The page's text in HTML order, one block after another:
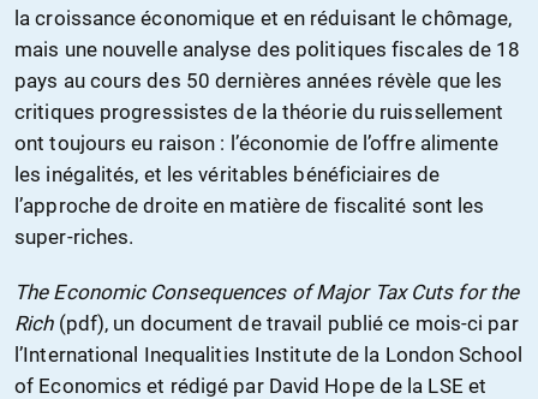
la croissance économique et en réduisant le chômage,
mais une nouvelle analyse des politiques fiscales de 18
pays au cours des 50 dernières années révèle que les
critiques progressistes de la théorie du ruissellement
ont toujours eu raison : l’économie de l’offre alimente
les inégalités, et les véritables bénéficiaires de
l’approche de droite en matière de fiscalité sont les
super-riches.
The Economic Consequences of Major Tax Cuts for the
Rich(pdf), un document de travail publié ce mois-ci par
l’International Inequalities Institute de la London School
of Economics et rédigé par David Hope de la LSE et